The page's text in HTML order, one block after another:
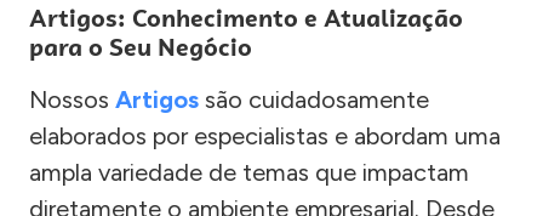
Artigos: Conhecimento e Atualização
para o Seu Negócio
Nossos Artigos são cuidadosamente
elaborados por especialistas e abordam uma
ampla variedade de temas que impactam
diretamente o ambiente empresarial. Desde